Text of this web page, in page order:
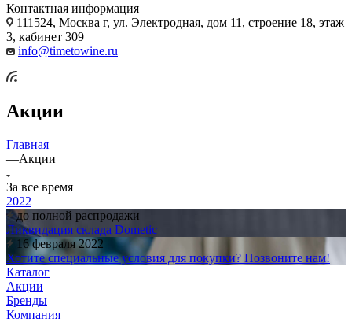
Контактная информация
111524, Москва г, ул. Электродная, дом 11, строение 18, этаж
3, кабинет 309
info@timetowine.ru
Акции
Главная
—Акции
За все время
2022
до полной распродажи
Ликвидация склада Dometic
16 февраля 2022
Хотите специальные условия для покупки? Позвоните нам!
Каталог
Акции
Бренды
Компания